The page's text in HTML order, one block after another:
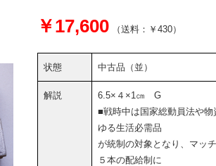
￥17,600 （送料：￥430）
状態 中古品（並）
解説
6.5×４×1㎝ G
■戦時中は国家総動員法や
ゆる生活必需品
が統制の対象となり、マッ
５本の配給制に